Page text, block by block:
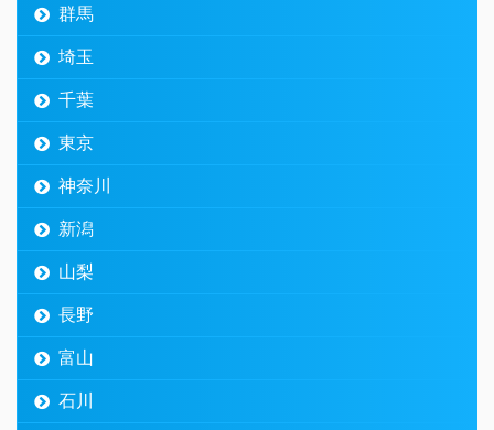
群馬
埼玉
千葉
東京
神奈川
新潟
山梨
長野
富山
石川